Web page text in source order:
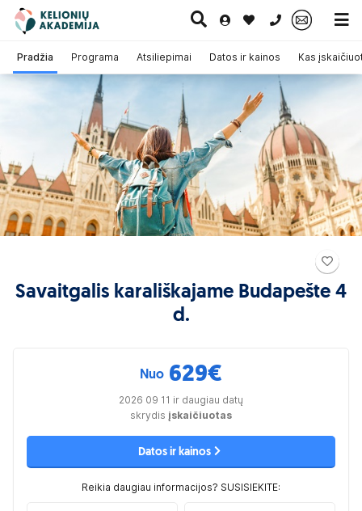
0 700 11007
Pažintinės
kelionės
Egzotinės
kelionės
Savaitgalis karališkajame Budapešte 4
d.
Pradžia Programa Atsiliepimai Datos ir kainos Kas
Nuo 629€
2026 09 11 ir daugiau datų
skrydis įskaičiuotas
Datos ir kainos
Reikia daugiau informacijos? SUSISIEKITE: